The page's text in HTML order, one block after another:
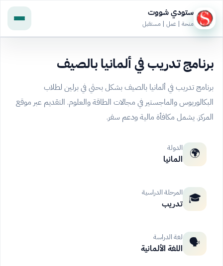
ستودي شووت
منحة | عمل | مستقبل
برنامج تدريب في ألمانيا بالصيف
برنامج تدريب في ألمانيا بالصيف بشكل بحثي في برلين لطلاب
البكالوريوس والماجستير في مجالات الطاقة والعلوم. التقديم عبر موقع
المركز. يشمل مكافأة مالية ودعم سفر.
🌍 الدولة
المانيا
🎓 المرحلة الدراسية
تدريب
🗣️ لغة الدراسة
اللغة الألمانية